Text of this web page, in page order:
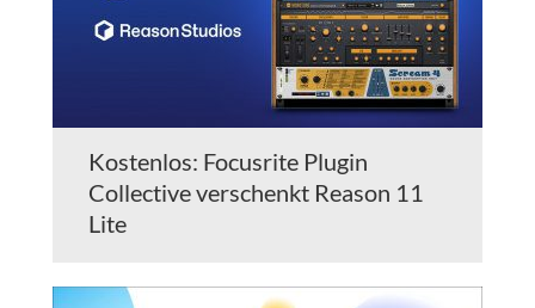
Kostenlos: Focusrite Plugin
Collective verschenkt Reason 11
Lite